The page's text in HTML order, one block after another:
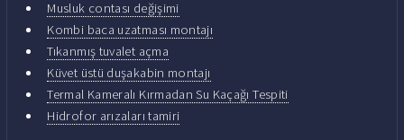
Musluk contası değişimi
Kombi baca uzatması montajı
Tıkanmış tuvalet açma
Küvet üstü duşakabin montajı
Termal Kameralı Kırmadan Su Kaçağı Tespiti
Hidrofor arızaları tamiri